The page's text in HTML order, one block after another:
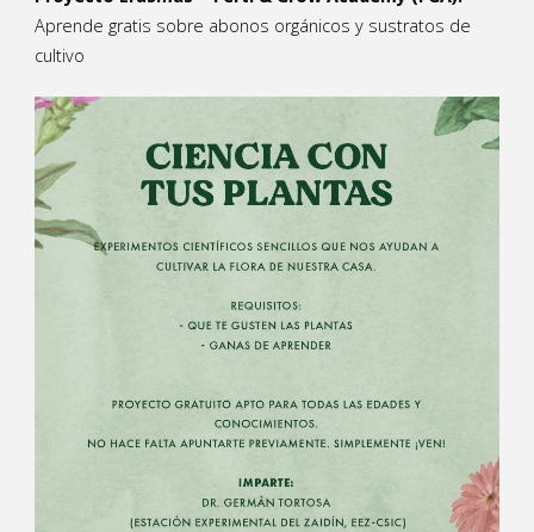
Aprende gratis sobre abonos orgánicos y sustratos de
cultivo